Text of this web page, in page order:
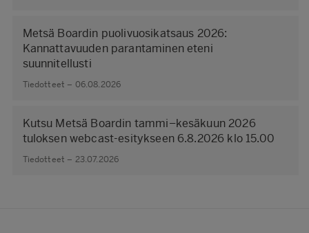
Metsä Boardin puolivuosikatsaus 2026:
Kannattavuuden parantaminen eteni
suunnitellusti
Tiedotteet – 06.08.2026
Kutsu Metsä Boardin tammi–kesäkuun 2026
tuloksen webcast-esitykseen 6.8.2026 klo 15.00
Tiedotteet – 23.07.2026